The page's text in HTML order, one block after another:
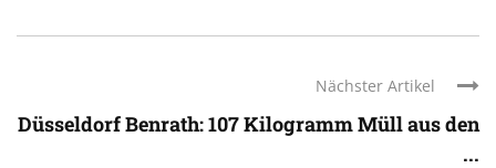
Nächster Artikel
Düsseldorf Benrath: 107 Kilogramm Müll aus den
...